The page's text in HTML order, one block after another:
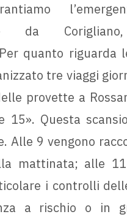
da
quanto riguarda
tre viaggi
provette a
15». Questa
Alle 9 vengono
mattinata; alle
i controlli
a rischio o in